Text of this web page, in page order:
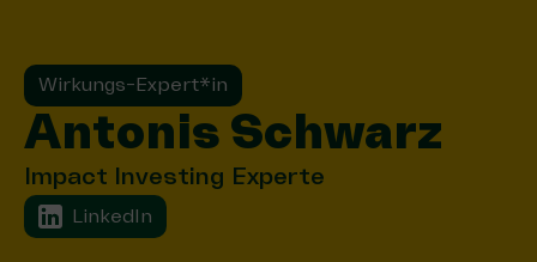
Wirkungs-Expert*in
Antonis Schwarz
Impact Investing Experte
LinkedIn